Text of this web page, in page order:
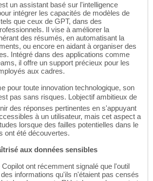
un assistant basé sur l'intelligence
intégrer les capacités de modèles de
que ceux de GPT, dans des
Il vise à améliorer la
des résumés, en automatisant la
ou encore en aidant à organiser des
Intégré dans des applications comme
il offre un support précieux pour les
aux cadres.
pour toute innovation technologique, son
pas sans risques. Lobjectif ambitieux de
des réponses pertinentes en s'appuyant
à un utilisateur, mais cet aspect a
lorsque des failles potentielles dans le
ont été découvertes.
aux données sensibles
ont récemment signalé que l'outil
informations qu'ils n'étaient pas censés